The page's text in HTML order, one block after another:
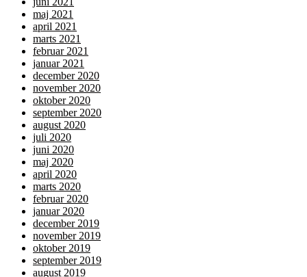
maj 2021
april 2021
marts 2021
februar 2021
januar 2021
december 2020
november 2020
oktober 2020
september 2020
august 2020
juli 2020
juni 2020
maj 2020
april 2020
marts 2020
februar 2020
januar 2020
december 2019
november 2019
oktober 2019
september 2019
august 2019